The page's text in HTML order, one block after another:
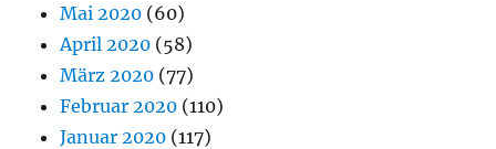
Mai 2020 (60)
April 2020 (58)
März 2020 (77)
Februar 2020 (110)
Januar 2020 (117)